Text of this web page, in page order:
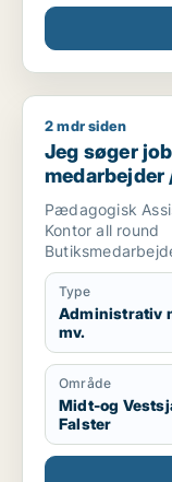
Jeg søger job
2 mdr siden
Jeg søger
børnepasser
Pædagogisk
Kontor all round
Type
Administrativ
mv.
Område
Midt-og
Falster